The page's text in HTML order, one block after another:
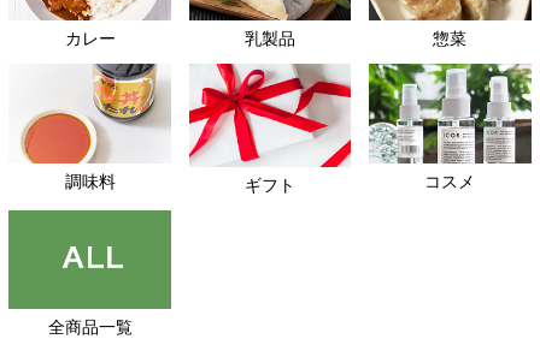
カレー 乳製品 惣菜
調味料 ギフト コスメ
全商品一覧